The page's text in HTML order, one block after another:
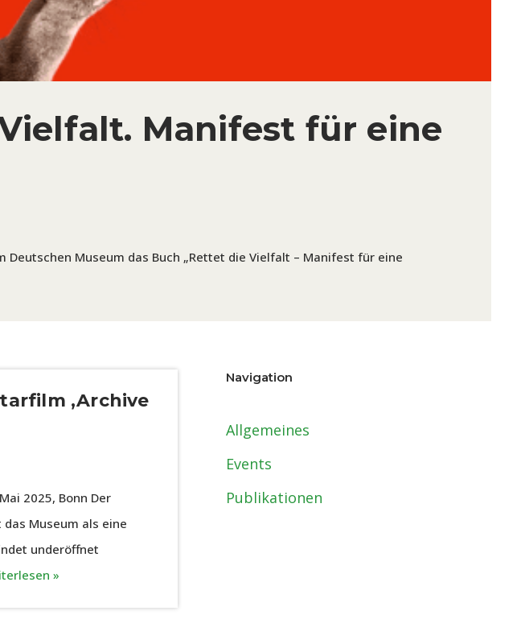
Manifest für eine
Deutschen Museum das Buch „Rettet die Vielfalt – Manifest für eine
‚Archive
2025, Bonn Der
das Museum als eine
underöffnet
»
Navigation
Allgemeines
Events
Publikationen